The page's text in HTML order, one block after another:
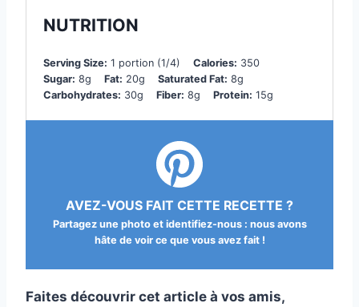
NUTRITION
Serving Size: 1 portion (1/4) Calories: 350
Sugar: 8g Fat: 20g Saturated Fat: 8g
Carbohydrates: 30g Fiber: 8g Protein: 15g
AVEZ-VOUS FAIT CETTE RECETTE ?
Partagez une photo et identifiez-nous : nous avons
hâte de voir ce que vous avez fait !
Faites découvrir cet article à vos amis,